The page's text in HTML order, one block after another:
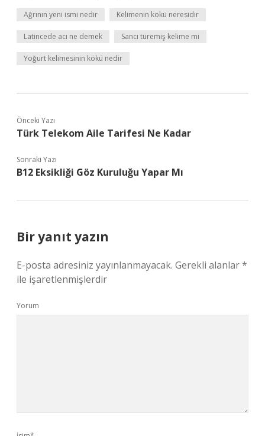
Ağrının yeni ismi nedir Kelimenin kökü neresidir
Latincede acı ne demek Sancı türemiş kelime mi
Yoğurt kelimesinin kökü nedir
Önceki Yazı
Türk Telekom Aile Tarifesi Ne Kadar
Sonraki Yazı
B12 Eksikliği Göz Kuruluğu Yapar Mı
Bir yanıt yazın
E-posta adresiniz yayınlanmayacak. Gerekli alanlar*
ile işaretlenmişlerdir
Yorum